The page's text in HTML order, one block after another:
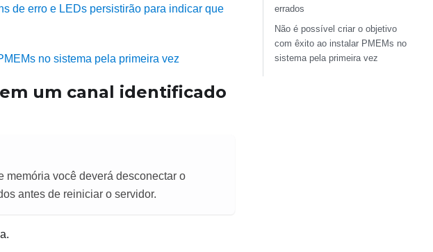
de erro e LEDs persistirão para indicar que
no sistema pela primeira vez
um canal identificado
memória você deverá desconectar o
antes de reiniciar o servidor.
errados
Não é possível criar o objetivo
com êxito ao instalar PMEMs no
sistema pela primeira vez